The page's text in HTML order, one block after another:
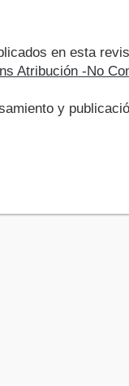
en esta
Atribución -No
y